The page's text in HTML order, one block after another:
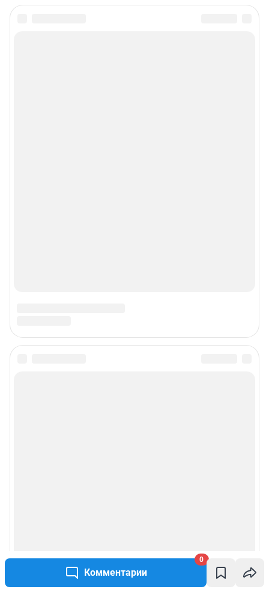
Комментарии
0